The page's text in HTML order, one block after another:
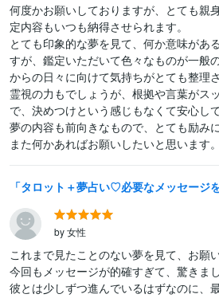
何度かお願いしておりますが、とても親
定内容もいつも納得させられます。
とても印象的な夢を見て、何か意味があ
すが、鑑定いただいて色々なものが一般
からの日々に向けて気持ちがとても整理さ
霊視の力もでしょうが、根拠や言葉がス
で、決めつけという感じもなくて安心し
夢の内容も前向きなもので、とても励み
また何かあればお願いしたいと思います。
by 女性
これまで見たことのない夢を見て、お願
今回もメッセージが的確すぎて、驚きま
彼とは少しずつ進んでいるはずなのに、